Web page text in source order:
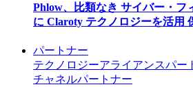
Phlow、比類なき サイバー・フ
に Claroty テクノロジーを活用
パートナー
テクノロジーアライアンスパー
チャネルパートナー